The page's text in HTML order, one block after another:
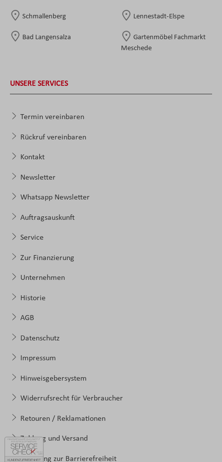
Schmallenberg Lennestadt-Elspe
Bad Langensalza
Gartenmöbel Fachmarkt
Meschede
UNSERE SERVICES
Termin vereinbaren
Rückruf vereinbaren
Kontakt
Newsletter
Whatsapp Newsletter
Auftragsauskunft
Service
Zur Finanzierung
Unternehmen
Historie
AGB
Datenschutz
Impressum
Hinweisgebersystem
Widerrufsrecht für Verbraucher
Retouren / Reklamationen
Zahlung und Versand
Erklärung zur Barrierefreiheit